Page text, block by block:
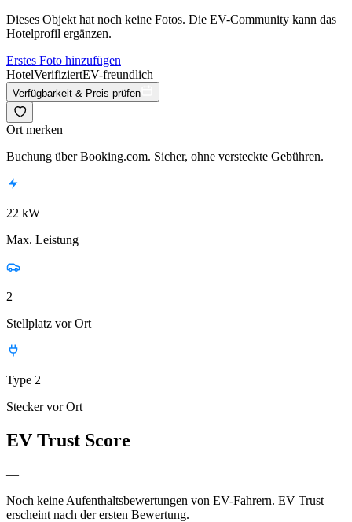
Dieses Objekt hat noch keine Fotos. Die EV-Community kann das
Hotelprofil ergänzen.
Erstes Foto hinzufügen
HotelVerifiziertEV-freundlich
Verfügbarkeit & Preis prüfen
Ort merken
Buchung über Booking.com. Sicher, ohne versteckte Gebühren.
22 kW
Max. Leistung
2
Stellplatz vor Ort
Type 2
Stecker vor Ort
EV Trust Score
—
Noch keine Aufenthaltsbewertungen von EV-Fahrern. EV Trust
erscheint nach der ersten Bewertung.